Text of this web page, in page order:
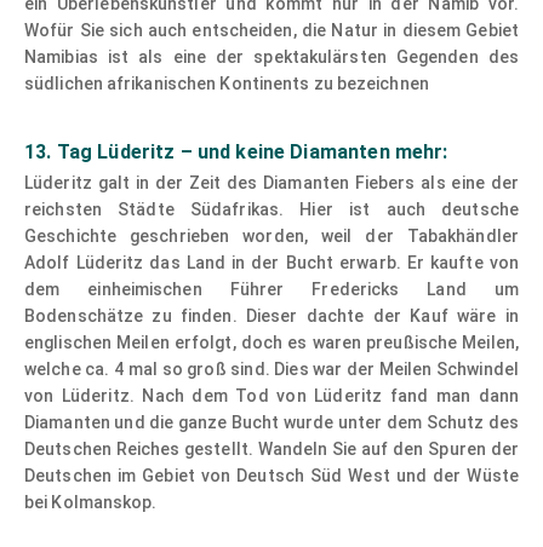
Wofür Sie sich auch entscheiden, die Natur in diesem Gebiet
Namibias ist als eine der spektakulärsten Gegenden des
südlichen afrikanischen Kontinents zu bezeichnen
13. Tag Lüderitz – und keine Diamanten mehr:
Lüderitz galt in der Zeit des Diamanten Fiebers als eine der
reichsten Städte Südafrikas. Hier ist auch deutsche
Geschichte geschrieben worden, weil der Tabakhändler
Adolf Lüderitz das Land in der Bucht erwarb. Er kaufte von
dem einheimischen Führer Fredericks Land um
Bodenschätze zu finden. Dieser dachte der Kauf wäre in
englischen Meilen erfolgt, doch es waren preußische Meilen,
welche ca. 4 mal so groß sind. Dies war der Meilen Schwindel
von Lüderitz. Nach dem Tod von Lüderitz fand man dann
Diamanten und die ganze Bucht wurde unter dem Schutz des
Deutschen Reiches gestellt. Wandeln Sie auf den Spuren der
Deutschen im Gebiet von Deutsch Süd West und der Wüste
bei Kolmanskop.